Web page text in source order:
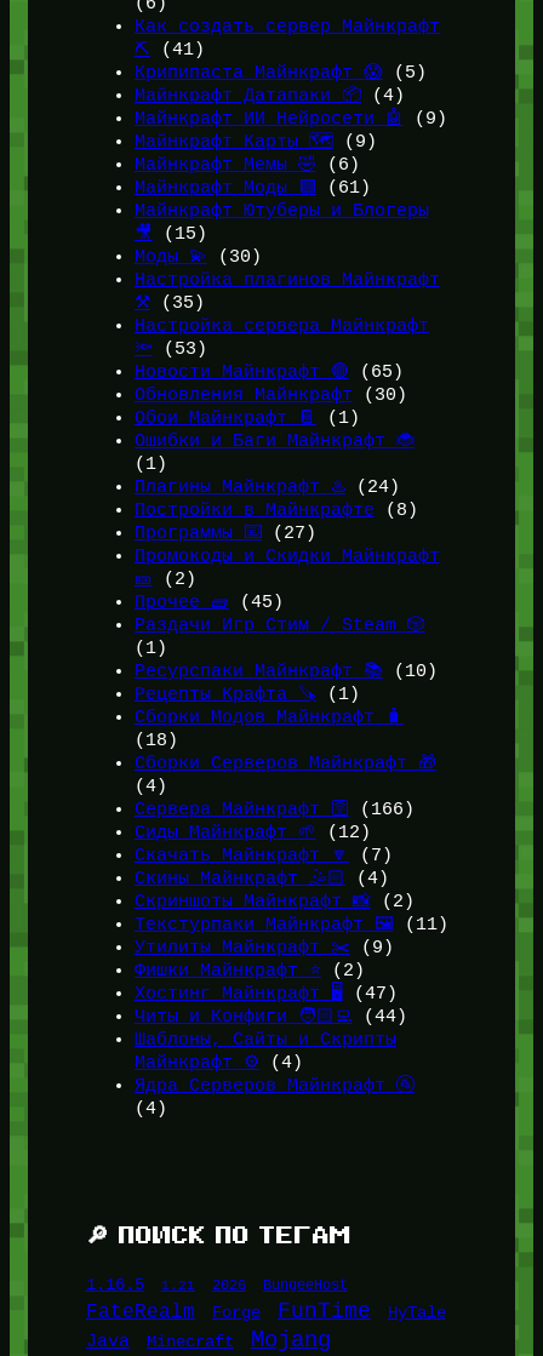
Как создать сервер Майнкрафт
⛏️ (41)
Крипипаста Майнкрафт 😱(5)
Майнкрафт Датапаки 📦(4)
Майнкрафт ИИ Нейросети 🤖
(9)
Майнкрафт Карты 🗺️ (9)
Майнкрафт Мемы 🤣 (6)
Майнкрафт Моды 🟩
(61)
Майнкрафт Ютуберы и Блогеры
🎥
(15)
Моды 💫
(30)
Настройка плагинов Майнкрафт
⚒️(35)
Настройка сервера Майнкрафт
🔦 (53)
Новости Майнкрафт 🔴 (65)
Обновления Майнкрафт (30)
Обои Майнкрафт 📔
(1)
Ошибки и Баги Майнкрафт 🐞
(1)
Плагины Майнкрафт ♨️(24)
Постройки в Майнкрафте (8)
Программы ⌨️ (27)
Промокоды и Скидки Майнкрафт
🎫
(2)
Прочее 🧱 (45)
Раздачи Игр Стим / Steam 🎲
(1)
Ресурспаки Майнкрафт 📚(10)
Рецепты Крафта 🪚 (1)
Сборки Модов Майнкрафт 🧳
(18)
Сборки Серверов Майнкрафт 🎁
(4)
Сервера Майнкрафт 🛜
(166)
Сиды Майнкрафт 🌱
(12)
Скачать Майнкрафт 🔽
(7)
Скины Майнкрафт 🤹🏻
(4)
Скриншоты Майнкрафт 📸(2)
Текстурпаки Майнкрафт 🖼️(11)
Утилиты Майнкрафт ✂️ (9)
Фишки Майнкрафт ⭐(2)
Хостинг Майнкрафт 🖥️ (47)
Читы и Конфиги 🧑🏻‍💻 (44)
Шаблоны, Сайты и Скрипты
Майнкрафт ⚙️ (4)
Ядра Серверов Майнкрафт 🚰
(4)
🔎 ПОИСК ПО ТЕГАМ
1.16.5 1.21 2026 BungeeHost
FateRealm Forge FunTime HyTale
Java Minecraft Mojang